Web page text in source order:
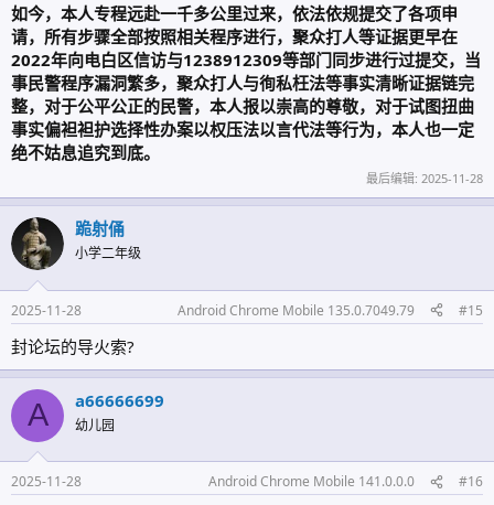
如今，本人专程远赴一千多公里过来，依法依规提交了各项申
请，所有步骤全部按照相关程序进行，聚众打人等证据更早在
2022年向电白区信访与1238912309等部门同步进行过提交，当
事民警程序漏洞繁多，聚众打人与徇私枉法等事实清晰证据链完
整，对于公平公正的民警，本人报以崇高的尊敬，对于试图扭曲
事实偏袒袒护选择性办案以权压法以言代法等行为，本人也一定
绝不姑息追究到底。
最后编辑: 2025-11-28
跪射俑
小学二年级
2025-11-28 Android Chrome Mobile 135.0.7049.79 #15
封论坛的导火索?
A a66666699
幼儿园
2025-11-28 Android Chrome Mobile 141.0.0.0 #16